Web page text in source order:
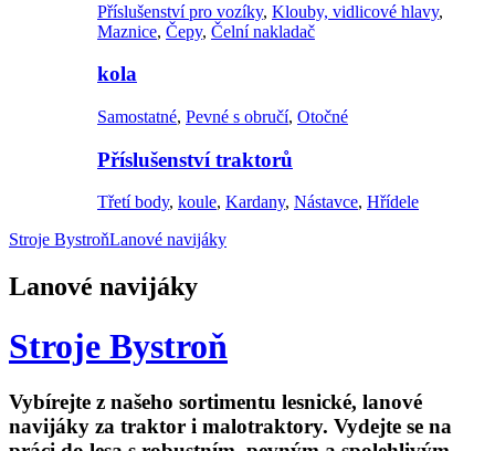
Příslušenství pro vozíky, Klouby, vidlicové hlavy,
Maznice, Čepy, Čelní nakladač
kola
Samostatné, Pevné s obručí, Otočné
Příslušenství traktorů
Třetí body, koule, Kardany, Nástavce, Hřídele
Stroje BystroňLanové navijáky
Lanové navijáky
Stroje Bystroň
Vybírejte z našeho sortimentu lesnické, lanové
navijáky za traktor i malotraktory. Vydejte se na